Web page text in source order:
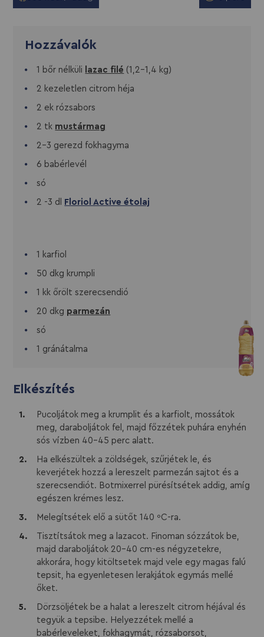
Hozzávalók
1 bőr nélküli lazac filé (1,2-1,4 kg)
2 kezeletlen citrom héja
2 ek rózsabors
2 tk mustármag
2-3 gerezd fokhagyma
6 babérlevél
só
2 -3 dl Floriol Active étolaj
1 karfiol
50 dkg krumpli
1 kk őrölt szerecsendió
20 dkg parmezán
só
1 gránátalma
Elkészítés
Pucoljátok meg a krumplit és a karfiolt, mossátok
meg, daraboljátok fel, majd főzzétek puhára enyhén
sós vízben 40-45 perc alatt.
Ha elkészültek a zöldségek, szűrjétek le, és
keverjétek hozzá a lereszelt parmezán sajtot és a
szerecsendiót. Botmixerrel pürésítsétek addig, amíg
egészen krémes lesz.
Melegítsétek elő a sütőt 140 ºC-ra.
Tisztítsátok meg a lazacot. Finoman sózzátok be,
majd daraboljátok 20-40 cm-es négyzetekre,
akkorára, hogy kitöltsetek majd vele egy magas falú
tepsit, ha egyenletesen lerakjátok egymás mellé
őket.
Dörzsöljétek be a halat a lereszelt citrom héjával és
tegyük a tepsibe. Helyezzétek mellé a
babérleveleket, fokhagymát, rózsaborsot,